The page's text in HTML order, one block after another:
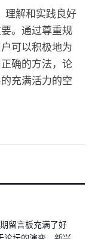
理解和实践良好
。通过尊重规
可以积极地为
确的方法，论
充满活力的空
留言板充满了好